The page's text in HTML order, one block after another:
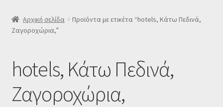
SLIDER
Δελτίο νέων
Επιβεβαίωση εγγραφής στο Newsletter του Dealistas.gr
Αρχική σελίδα
Προϊόντα με ετικέτα “hotels, Κάτω Πεδινά,
Ζαγοροχώρια,”
hotels, Κάτω Πεδινά,
Ζαγοροχώρια,